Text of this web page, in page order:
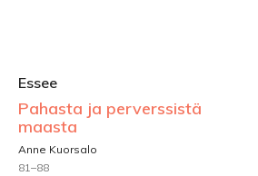
Essee
Pahasta ja perverssistä
maasta
Anne Kuorsalo
81–88